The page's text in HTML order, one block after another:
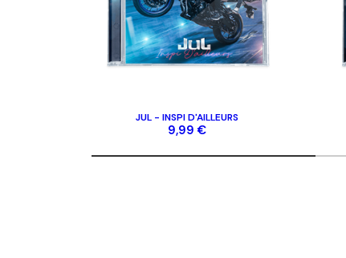
JUL - INSPI D'AILLEURS
9,99 €
Gérer les cookies
Politique de protection de la vie privée